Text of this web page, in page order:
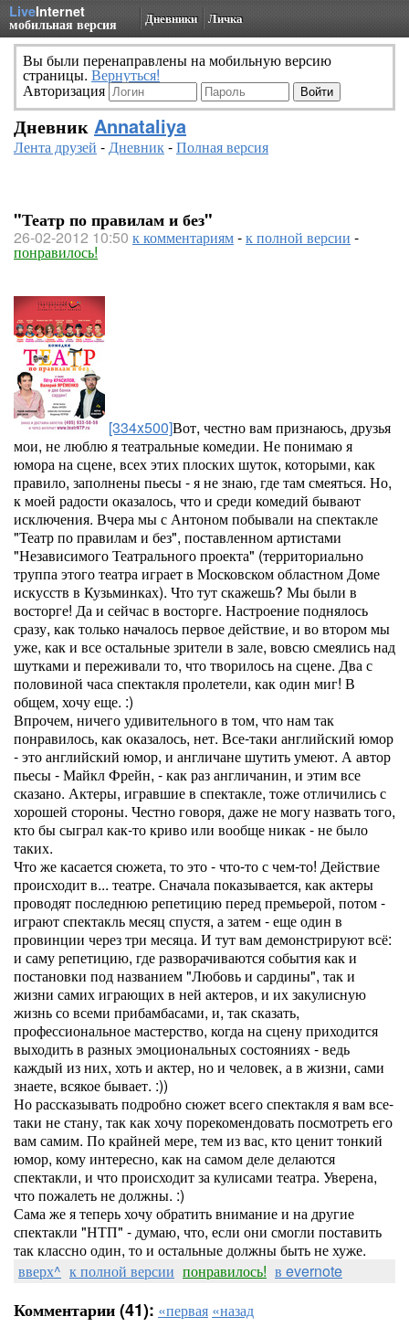
LiveInternet
мобильная версия Дневники Личка
Вы были перенаправлены на мобильную версию
страницы. Вернуться!
Авторизация
Дневник Annataliya
Лента друзей -Дневник-Полная версия
"Театр по правилам и без"
26-02-2012 10:50 к комментариям-к полной версии -
понравилось!
[334x500]Вот, честно вам признаюсь, друзья
мои, не люблю я театральные комедии. Не понимаю я
юмора на сцене, всех этих плоских шуток, которыми, как
правило, заполнены пьесы - я не знаю, где там смеяться. Но,
к моей радости оказалось, что и среди комедий бывают
исключения. Вчера мы с Антоном побывали на спектакле
"Театр по правилам и без", поставленном артистами
"Независимого Театрального проекта" (территориально
труппа этого театра играет в Московском областном Доме
искусств в Кузьминках). Что тут скажешь? Мы были в
восторге! Да и сейчас в восторге. Настроение поднялось
сразу, как только началось первое действие, и во втором мы
уже, как и все остальные зрители в зале, вовсю смеялись над
шутками и переживали то, что творилось на сцене. Два с
половиной часа спектакля пролетели, как один миг! В
общем, хочу еще. :)
Впрочем, ничего удивительного в том, что нам так
понравилось, как оказалось, нет. Все-таки английский юмор
- это английский юмор, и англичане шутить умеют. А автор
пьесы - Майкл Фрейн, - как раз англичанин, и этим все
сказано. Актеры, игравшие в спектакле, тоже отличились с
хорошей стороны. Честно говоря, даже не могу назвать того,
кто бы сыграл как-то криво или вообще никак - не было
таких.
Что же касается сюжета, то это - что-то с чем-то! Действие
происходит в... театре. Сначала показывается, как актеры
проводят последнюю репетицию перед премьерой, потом -
играют спектакль месяц спустя, а затем - еще один в
провинции через три месяца. И тут вам демонстрируют всё:
и саму репетицию, где разворачиваются события как и
постановки под названием "Любовь и сардины", так и
жизни самих играющих в ней актеров, и их закулисную
жизнь со всеми прибамбасами, и, так сказать,
профессиональное мастерство, когда на сцену приходится
выходить в разных эмоциональных состояниях - ведь
каждый из них, хоть и актер, но и человек, а в жизни, сами
знаете, всякое бывает. :))
Но рассказывать подробно сюжет всего спектакля я вам все-
таки не стану, так как хочу порекомендовать посмотреть его
вам самим. По крайней мере, тем из вас, кто ценит тонкий
юмор, кому интересно, как на самом деле делаются
спектакли, и что происходит за кулисами театра. Уверена,
что пожалеть не должны. :)
Сама же я теперь хочу обратить внимание и на другие
спектакли "НТП" - думаю, что, если они смогли поставить
так классно один, то и остальные должны быть не хуже.
вверх^ к полной версии понравилось! в evernote
Комментарии (41): «первая «назад